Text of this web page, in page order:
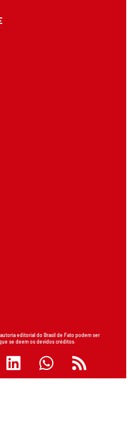
editorial do Brasil de Fato podem ser
se deem os devidos créditos.